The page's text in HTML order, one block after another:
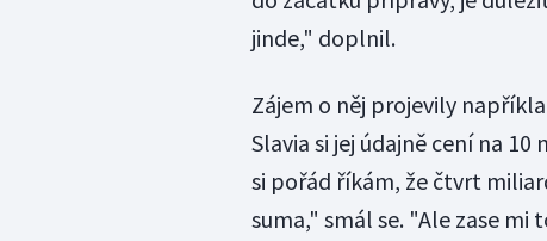
jinde," doplnil.
Zájem o něj projevily
Slavia si jej údajně cení na
si pořád říkám, že čtvrt
suma," smál se. "Ale zase mi